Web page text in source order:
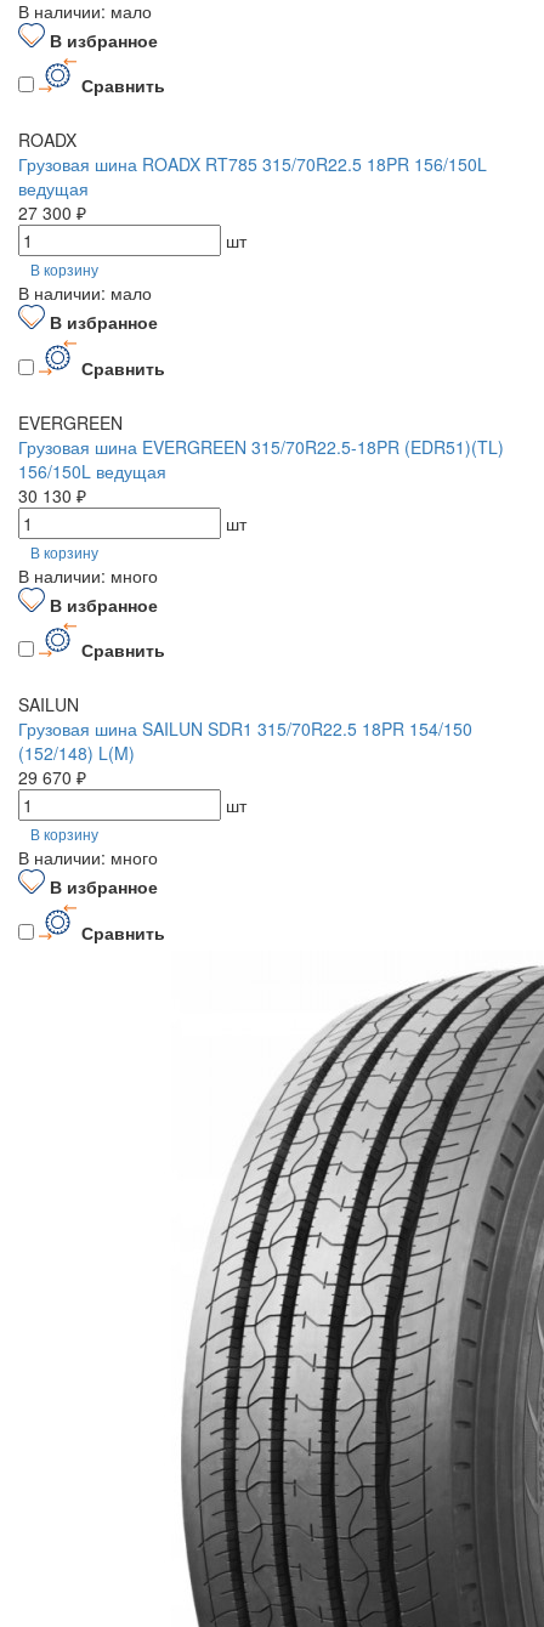
В наличии: мало
В избранное
Сравнить
ROADX
Грузовая шина ROADX RT785 315/70R22.5 18PR 156/150L
ведущая
27 300 ₽
шт
В корзину
В наличии: мало
В избранное
Сравнить
EVERGREEN
Грузовая шина EVERGREEN 315/70R22.5-18PR (EDR51)(TL)
156/150L ведущая
30 130 ₽
шт
В корзину
В наличии: много
В избранное
Сравнить
SAILUN
Грузовая шина SAILUN SDR1 315/70R22.5 18PR 154/150
(152/148) L(M)
29 670 ₽
шт
В корзину
В наличии: много
В избранное
Сравнить